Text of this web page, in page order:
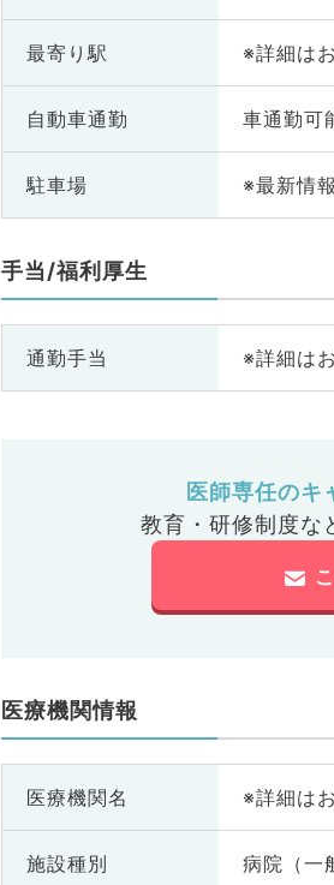
最寄り駅 ※詳細は
自動車通勤 車通勤可
駐車場 ※最新情
手当/福利厚生
通勤手当 ※詳細は
医師専任のキ
教育・研修制度な
医療機関情報
医療機関名 ※詳細は
施設種別 病院（一